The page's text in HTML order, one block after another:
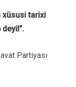
xüsusi tarixi
deyil”.
Partiyası